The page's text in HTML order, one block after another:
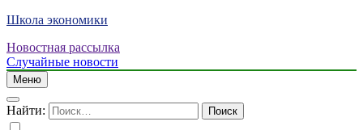
Школа экономики
Новостная рассылка
Случайные новости
Меню
Найти: